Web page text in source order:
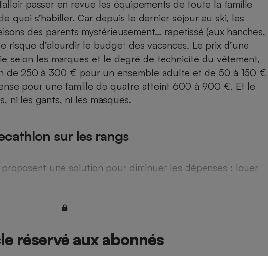
passer en revue les équipements de toute la famille
quoi s’habiller. Car depuis le dernier séjour au ski, les
des parents mystérieusement… rapetissé (aux hanches,
risque d’alourdir le budget des vacances. Le prix d’une
selon les marques et le degré de technicité du vêtement,
de 250 à 300 € pour un ensemble adulte et de 50 à 150 €
pour une famille de quatre atteint 600 à 900 €. Et le
ni les gants, ni les masques.
sur les rangs
une solution pour diminuer les dépenses : louer
réservé aux abonnés
Plaque de cuisson à
induction
Four encastrable
Téléphone mobile -
Appareil photo
Radiateur électrique Électricité - Gaz
Climatiseur -
Lessive